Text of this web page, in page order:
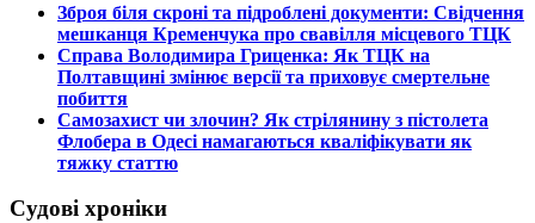
​Зброя біля скроні та підроблені документи: Свідчення
мешканця Кременчука про свавілля місцевого ТЦК
​Справа Володимира Гриценка: Як ТЦК на
Полтавщині змінює версії та приховує смертельне
побиття
​Самозахист чи злочин? Як стрілянину з пістолета
Флобера в Одесі намагаються кваліфікувати як
тяжку статтю
Судові хроніки